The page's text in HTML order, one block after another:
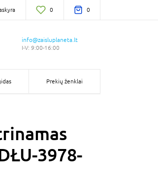
0 0
info@zaisluplaneta.lt
I-V: 9:00-16:00
Prekių ženklai
3978-